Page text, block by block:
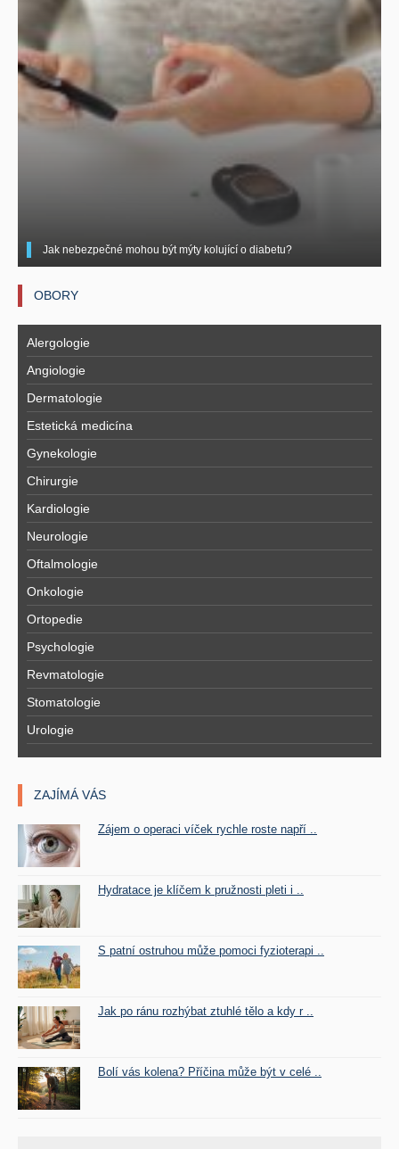
Jak nebezpečné mohou být mýty kolující o diabetu?
OBORY
Alergologie
Angiologie
Dermatologie
Estetická medicína
Gynekologie
Chirurgie
Kardiologie
Neurologie
Oftalmologie
Onkologie
Ortopedie
Psychologie
Revmatologie
Stomatologie
Urologie
ZAJÍMÁ VÁS
Zájem o operaci víček rychle roste napří ..
Hydratace je klíčem k pružnosti pleti i ..
S patní ostruhou může pomoci fyzioterapi ..
Jak po ránu rozhýbat ztuhlé tělo a kdy r ..
Bolí vás kolena? Příčina může být v celé ..